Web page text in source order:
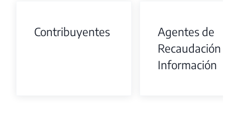
Contribuyentes
Agentes de
Recaudación
Información